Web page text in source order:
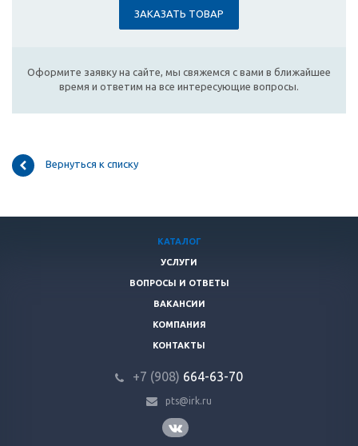
ЗАКАЗАТЬ ТОВАР
Оформите заявку на сайте, мы свяжемся с вами в ближайшее
время и ответим на все интересующие вопросы.
Вернуться к списку
КАТАЛОГ
УСЛУГИ
ВОПРОСЫ И ОТВЕТЫ
ВАКАНСИИ
КОМПАНИЯ
КОНТАКТЫ
+7 (908) 664-63-70
pts@irk.ru